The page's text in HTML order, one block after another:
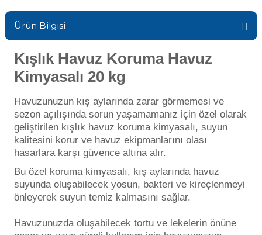
Gemaş Havuz
Wtr Havuz
Sıvı Ph- Düşürücü
Toz Ph+ Yükseltici
Yosun Öldürücü
Selenoid
Alkalinite Düşürücü
Ayak Dezenfektanı
Havuz Vana
Havuz Elektrik
Havuz Sarf
Havuz
Ürün Bilgisi
Kışlık Havuz Koruma Havuz
Kimyasalı 20 kg
Havuzunuzun kış aylarında zarar görmemesi ve
sezon açılışında sorun yaşamamanız için özel olarak
geliştirilen kışlık havuz koruma kimyasalı, suyun
kalitesini korur ve havuz ekipmanlarını olası
hasarlara karşı güvence altına alır.
Bu özel koruma kimyasalı, kış aylarında havuz
suyunda oluşabilecek yosun, bakteri ve kireçlenmeyi
önleyerek suyun temiz kalmasını sağlar.
Havuzunuzda oluşabilecek tortu ve lekelerin önüne